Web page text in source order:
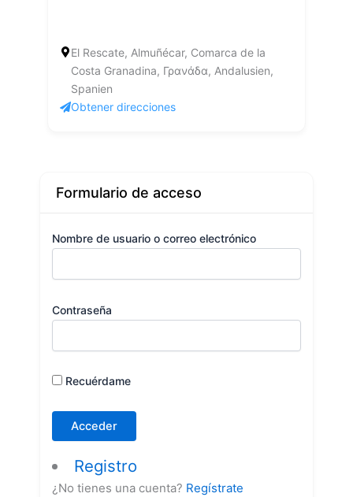
El Rescate, Almuñécar, Comarca de la
Costa Granadina, Γρανάδα, Andalusien,
Spanien
Obtener direcciones
Formulario de acceso
Nombre de usuario o correo electrónico
Contraseña
Recuérdame
Registro
¿No tienes una cuenta? Regístrate